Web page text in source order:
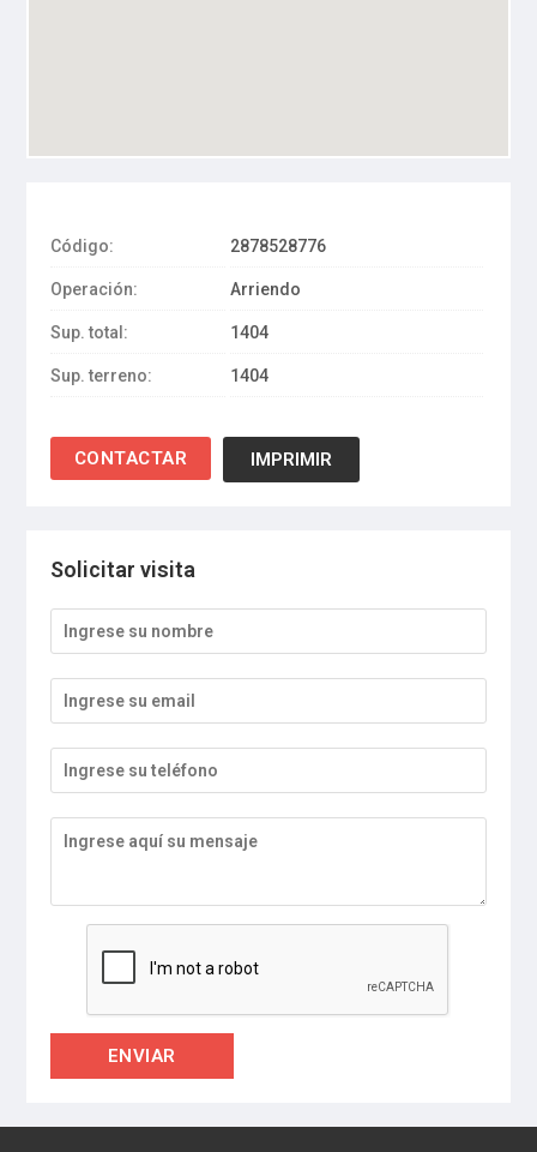
Código: 2878528776
Operación: Arriendo
Sup. total: 1404
Sup. terreno: 1404
IMPRIMIR
Solicitar visita